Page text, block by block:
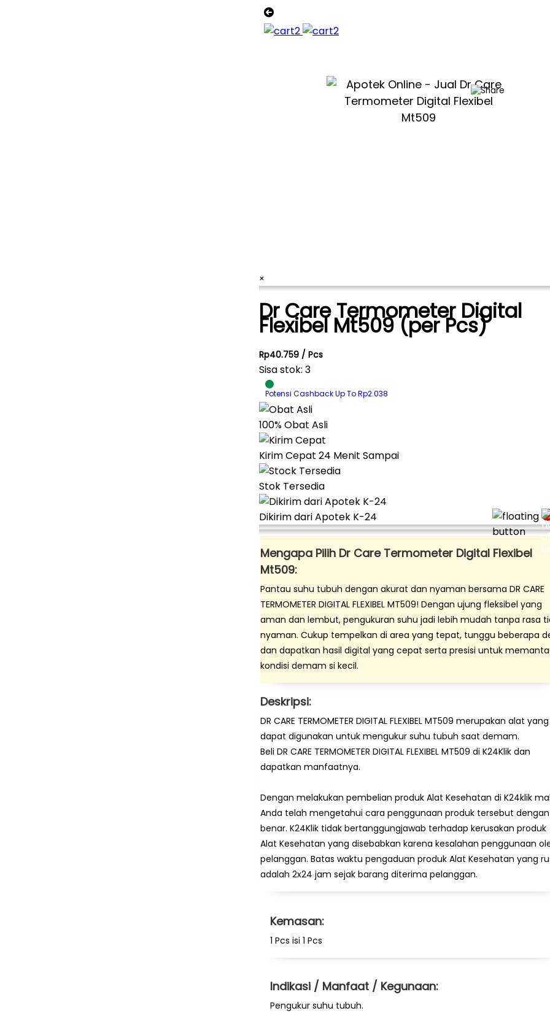
×
Dr Care Termometer Digital
Flexibel Mt509 (per Pcs)
Rp40.759 / Pcs
Sisa stok: 3
Potensi Cashback Up To Rp2.038
100% Obat Asli
Kirim Cepat 24 Menit Sampai
Stok Tersedia
Dikirim dari Apotek K-24
Mengapa Pilih Dr Care Termometer Digital Flexibel
Mt509:
Pantau suhu tubuh dengan akurat dan nyaman bersama DR CARE
TERMOMETER DIGITAL FLEXIBEL MT509! Dengan ujung fleksibel yang
aman dan lembut, pengukuran suhu jadi lebih mudah tanpa rasa
nyaman. Cukup tempelkan di area yang tepat, tunggu beberapa
dan dapatkan hasil digital yang cepat serta presisi untuk
kondisi demam si kecil.
Deskripsi:
DR CARE TERMOMETER DIGITAL FLEXIBEL MT509 merupakan alat yang
dapat digunakan untuk mengukur suhu tubuh saat demam.
Beli DR CARE TERMOMETER DIGITAL FLEXIBEL MT509 di K24Klik dan
dapatkan manfaatnya.
Dengan melakukan pembelian produk Alat Kesehatan di K24klik
Anda telah mengetahui cara penggunaan produk tersebut dengan
benar. K24Klik tidak bertanggungjawab terhadap kerusakan produk
Alat Kesehatan yang disebabkan karena kesalahan penggunaan
pelanggan. Batas waktu pengaduan produk Alat Kesehatan yang
adalah 2x24 jam sejak barang diterima pelanggan.
Kemasan:
1 Pcs isi 1 Pcs
Indikasi / Manfaat / Kegunaan:
Pengukur suhu tubuh.